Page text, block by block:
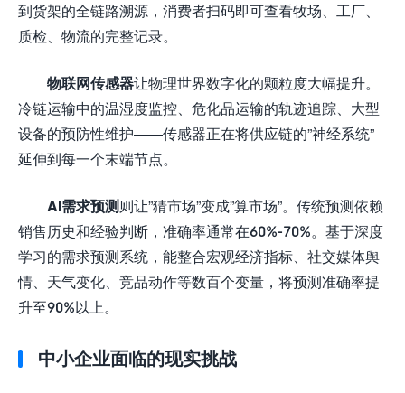
到货架的全链路溯源，消费者扫码即可查看牧场、工厂、
质检、物流的完整记录。
物联网传感器让物理世界数字化的颗粒度大幅提升。
冷链运输中的温湿度监控、危化品运输的轨迹追踪、大型
设备的预防性维护——传感器正在将供应链的”神经系统”
延伸到每一个末端节点。
AI需求预测则让”猜市场”变成”算市场”。传统预测依赖
销售历史和经验判断，准确率通常在60%-70%。基于深度
学习的需求预测系统，能整合宏观经济指标、社交媒体舆
情、天气变化、竞品动作等数百个变量，将预测准确率提
升至90%以上。
中小企业面临的现实挑战